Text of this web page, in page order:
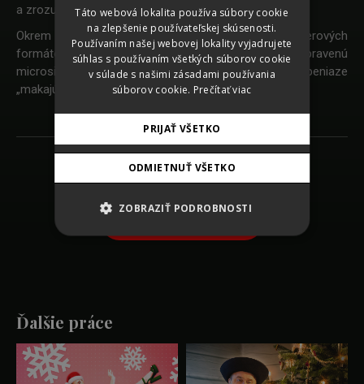
a zrozumiteľná.
Okrem OOH sme vizuály rozpohybovali aj v bannerových
formátoch a kampaň sme smerovali na špeciálne pripravenú
microsite stránku, kde návštevníci mohli vidieť, ako peniaze
„makajú“ a zároveň sa dozvedeli všetky info o ponuke.
Späť na zoznam prác
Ďalšie práce
GERMAN
ENGLISH
Táto webová lokalita používa súbory cookie
na zlepšenie používateľskej skúsenosti.
Používaním našej webovej lokality vyjadrujete
súhlas s používaním všetkých súborov cookie
v súlade s našimi zásadami používania
súborov cookie. Prečítať viac
PRIJAŤ VŠETKO
ODMIETNUŤ VŠETKO
ZOBRAZIŤ PODROBNOSTI